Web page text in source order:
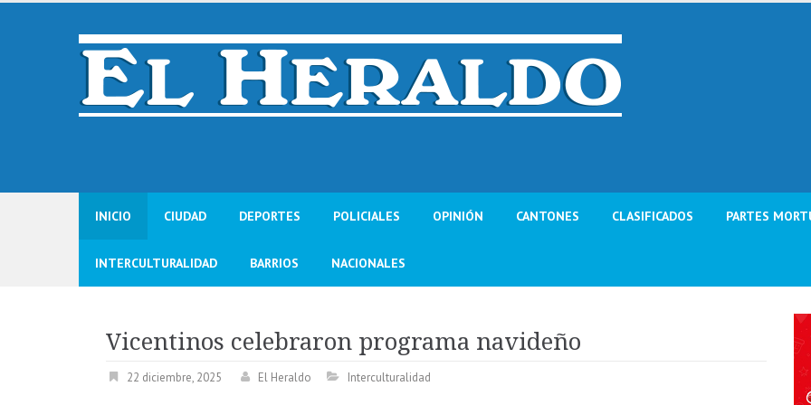
Skip
INICIO CIUDAD DEPORTES POLICIALES OPINIÓN CANTONES CLASIFICADOS PARTES
INTERCULTURALIDAD BARRIOS NACIONALES
Vicentinos celebraron programa navideño
22 diciembre, 2025 El Heraldo Interculturalidad